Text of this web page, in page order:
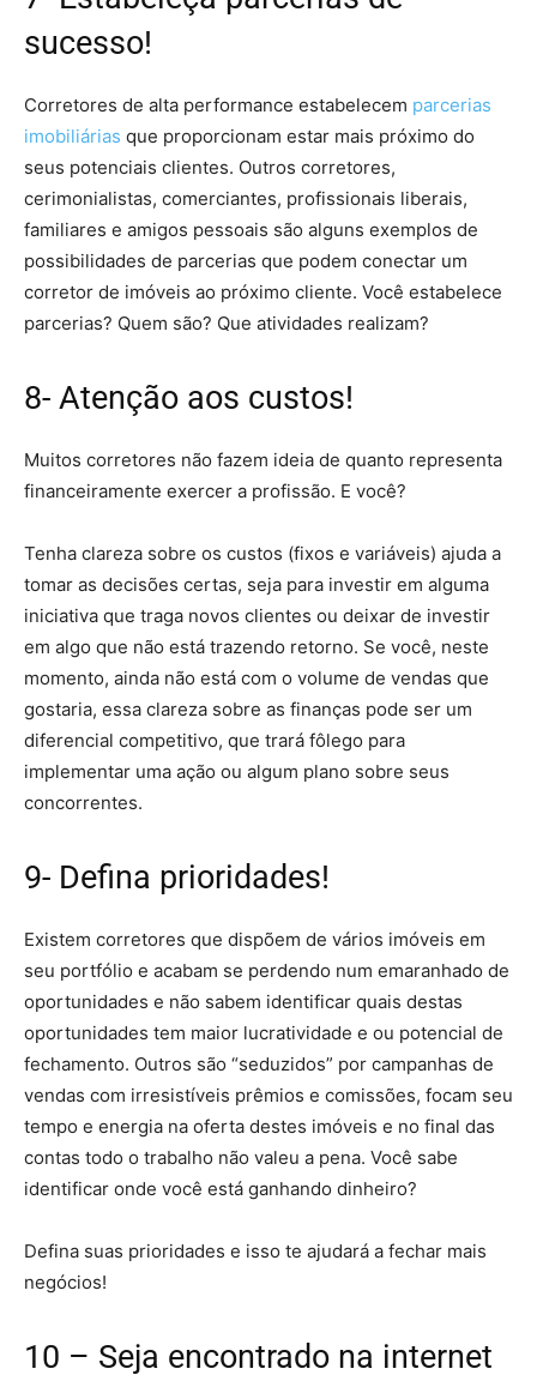
sucesso!
Corretores de alta performance estabelecem parcerias
imobiliárias que proporcionam estar mais próximo do
seus potenciais clientes. Outros corretores,
cerimonialistas, comerciantes, profissionais liberais,
familiares e amigos pessoais são alguns exemplos de
possibilidades de parcerias que podem conectar um
corretor de imóveis ao próximo cliente. Você estabelece
parcerias? Quem são? Que atividades realizam?
8- Atenção aos custos!
Muitos corretores não fazem ideia de quanto representa
financeiramente exercer a profissão. E você?
Tenha clareza sobre os custos (fixos e variáveis) ajuda a
tomar as decisões certas, seja para investir em alguma
iniciativa que traga novos clientes ou deixar de investir
em algo que não está trazendo retorno. Se você, neste
momento, ainda não está com o volume de vendas que
gostaria, essa clareza sobre as finanças pode ser um
diferencial competitivo, que trará fôlego para
implementar uma ação ou algum plano sobre seus
concorrentes.
9- Defina prioridades!
Existem corretores que dispõem de vários imóveis em
seu portfólio e acabam se perdendo num emaranhado de
oportunidades e não sabem identificar quais destas
oportunidades tem maior lucratividade e ou potencial de
fechamento. Outros são “seduzidos” por campanhas de
vendas com irresistíveis prêmios e comissões, focam seu
tempo e energia na oferta destes imóveis e no final das
contas todo o trabalho não valeu a pena. Você sabe
identificar onde você está ganhando dinheiro?
Defina suas prioridades e isso te ajudará a fechar mais
negócios!
10 – Seja encontrado na internet